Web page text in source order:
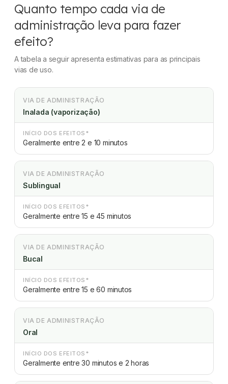
Quanto tempo cada via de
administração leva para fazer
efeito?
A tabela a seguir apresenta estimativas para as principais
vias de uso.
VIA DE ADMINISTRAÇÃO
Inalada (vaporização)
INÍCIO DOS EFEITOS*
Geralmente entre 2 e 10 minutos
VIA DE ADMINISTRAÇÃO
Sublingual
INÍCIO DOS EFEITOS*
Geralmente entre 15 e 45 minutos
VIA DE ADMINISTRAÇÃO
Bucal
INÍCIO DOS EFEITOS*
Geralmente entre 15 e 60 minutos
VIA DE ADMINISTRAÇÃO
Oral
INÍCIO DOS EFEITOS*
Geralmente entre 30 minutos e 2 horas